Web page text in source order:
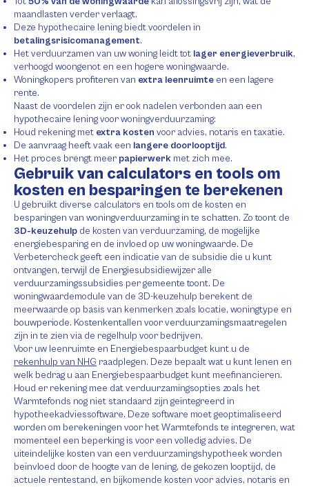
maandlasten verder verlaagt.
Deze hypothecaire lening biedt voordelen in
betalingsrisicomanagement.
Het verduurzamen van uw woning leidt tot lager energieverbruik,
verhoogd woongenot en een hogere woningwaarde.
Woningkopers profiteren van extra leenruimte en een lagere
rente.
Naast de voordelen zijn er ook nadelen verbonden aan een
hypothecaire lening voor woningverduurzaming:
Houd rekening met extra kosten voor advies, notaris en taxatie.
De aanvraag heeft vaak een langere doorlooptijd.
Het proces brengt meer papierwerk met zich mee.
Gebruik van calculators en tools om
kosten en besparingen te berekenen
U gebruikt diverse calculators en tools om de kosten en
besparingen van woningverduurzaming in te schatten. Zo toont de
3D-keuzehulp de kosten van verduurzaming, de mogelijke
energiebesparing en de invloed op uw woningwaarde. De
Verbetercheck geeft een indicatie van de subsidie die u kunt
ontvangen, terwijl de Energiesubsidiewijzer alle
verduurzamingssubsidies per gemeente toont. De
woningwaardemodule van de 3D-keuzehulp berekent de
meerwaarde op basis van kenmerken zoals locatie, woningtype en
bouwperiode. Kostenkentallen voor verduurzamingsmaatregelen
zijn in te zien via de regelhulp voor bedrijven.
Voor uw leenruimte en Energiebespaarbudget kunt u de
rekenhulp van NHG raadplegen. Deze bepaalt wat u kunt lenen en
welk bedrag u aan Energiebespaarbudget kunt meefinancieren.
Houd er rekening mee dat verduurzamingsopties zoals het
Warmtefonds nog niet standaard zijn geïntegreerd in
hypotheekadviessoftware. Deze software moet geoptimaliseerd
worden om berekeningen voor het Warmtefonds te integreren, wat
momenteel een beperking is voor een volledig advies. De
uiteindelijke kosten van een verduurzamingshypotheek worden
beïnvloed door de hoogte van de lening, de gekozen looptijd, de
actuele rentestand, en bijkomende kosten voor advies, notaris en